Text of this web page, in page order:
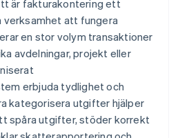
kodning
med verkliga exempel
och
gång varannan månad
koder
företag med flera säten
är fakturakontering ett
verksamhet att fungera
en stor volym transaktioner
avdelningar, projekt eller
erbjuda tydlighet och
kategorisera utgifter hjälper
spåra utgifter, stöder korrekt